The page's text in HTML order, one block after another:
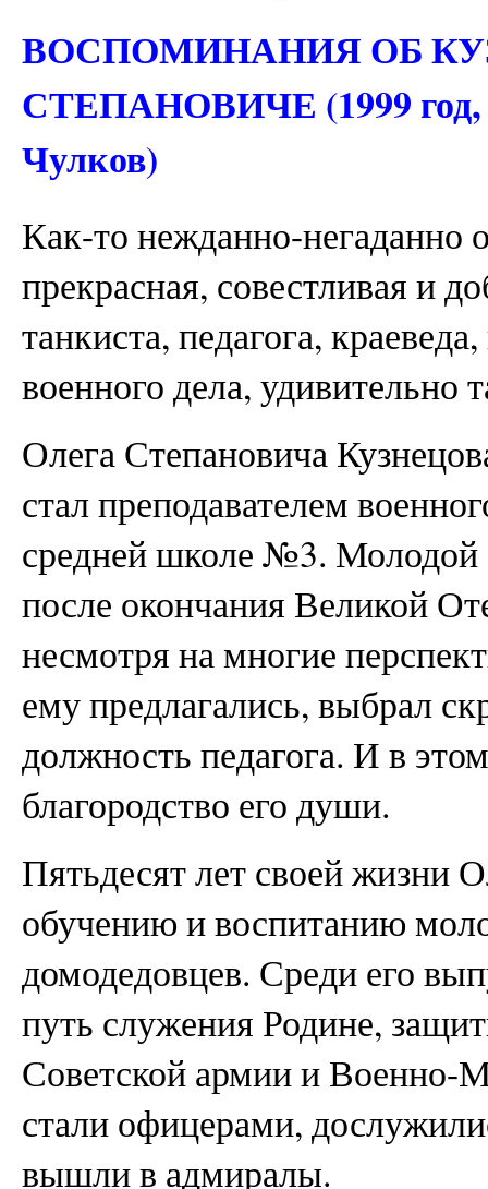
ВОСПОМИНАНИЯ ОБ
СТЕПАНОВИЧЕ (1999 год,
Чулков)
Как-то нежданно-негаданно
прекрасная, совестливая и
танкиста, педагога,
военного дела, удивительно
Олега Степановича
стал преподавателем
средней школе №3.
после окончания Великой
несмотря на многие
ему предлагались, выбрал
должность педагога. И в
благородство его души.
Пятьдесят лет своей жизни
обучению и воспитанию
домодедовцев. Среди его
путь служения Родине,
Советской армии и Военно-
стали офицерами,
вышли в адмиралы.